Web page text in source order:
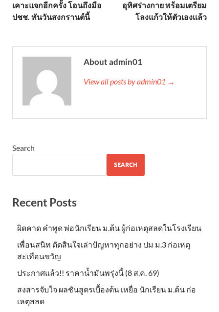
เคาะแจกอีกครั้ง โอนถึงมือ
ปชช. ทันวันสงกรานต์นี้
อุทิศร่างกาย พร้อมเตรียม
โลงแก้วให้ตัวเองเเล้ว
About admin01
View all posts by admin01 →
Search
SEARCH
Recent Posts
ผิดคาด คำพูด พ่อนักเรียน ม.ต้น ผู้ก่อเหตุสลดในโรงเรียน
เพื่อนสนิท ตัดสินใจเล่าปัญหาทุกอย่าง ปม ม.3 ก่อเหตุ
สะเทือนขวัญ
ประกาศแล้ว!! ราคาน้ำมันพรุ่งนี้ (8 ส.ค. 69)
สงสารจับใจ ผลชันสูตรเบื้องต้น เหยื่อ นักเรียน ม.ต้น ก่อ
เหตุสลด